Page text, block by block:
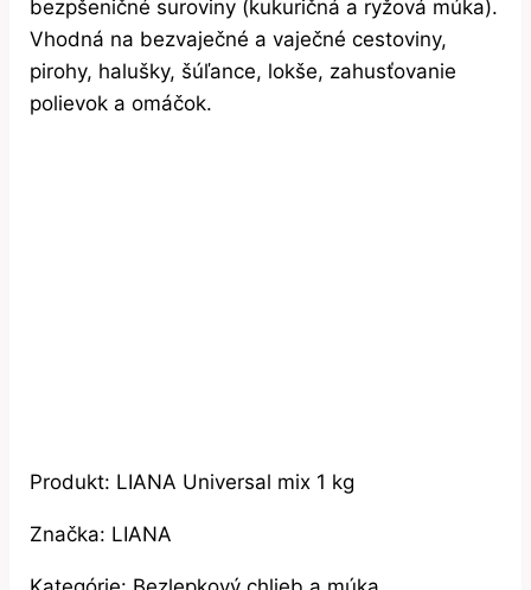
bezpšeničné suroviny (kukuričná a ryžová múka).
Vhodná na bezvaječné a vaječné cestoviny,
pirohy, halušky, šúľance, lokše, zahusťovanie
polievok a omáčok.
Produkt: LIANA Universal mix 1 kg
Značka: LIANA